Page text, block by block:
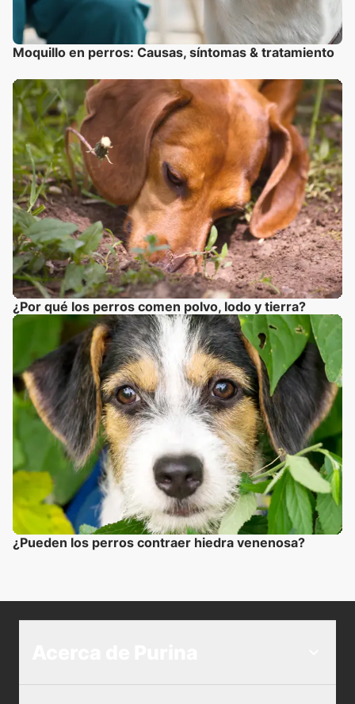
Moquillo en perros: Causas, síntomas & tratamiento
¿Por qué los perros comen polvo, lodo y tierra?
¿Pueden los perros contraer hiedra venenosa?